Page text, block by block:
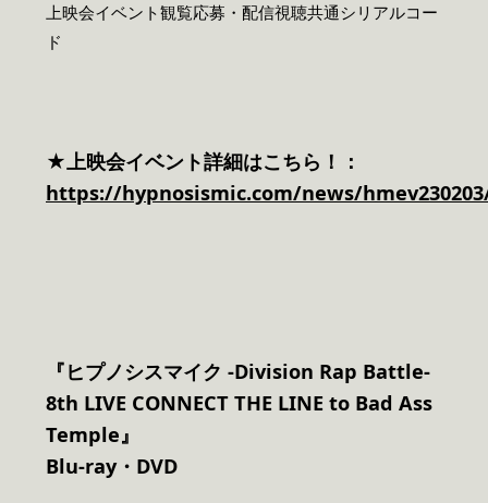
上映会イベント観覧応募・配信視聴共通シリアルコー
ド
★上映会イベント詳細はこちら！：
https://hypnosismic.com/news/
『ヒプノシスマイク -Division Rap Battle-
8th LIVE CONNECT THE LINE to Bad Ass
Temple』
Blu-ray・DVD